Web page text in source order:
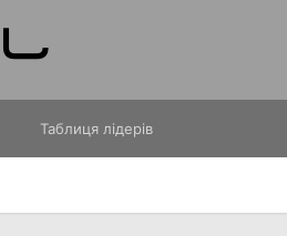
Таблиця лідерів